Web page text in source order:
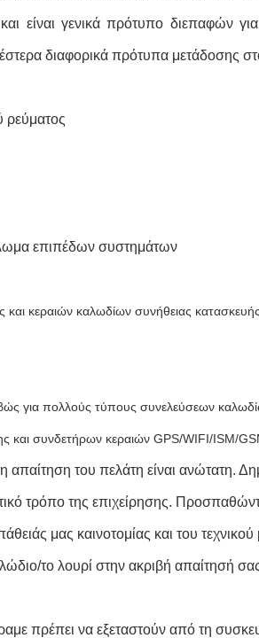
είναι γενικά πρότυπο διεπαφών
διαφορικά πρότυπα μετάδοσης
ρεύματος
επιπέδων συστημάτων
κεραιών καλωδίων συνήθειας
για πολλούς τύπους συνελεύσεων
και συνδετήρων κεραιών GPS/WIFI/ISM/
απαίτηση του πελάτη είναι ανώτατη.
τρόπο της επιχείρησης.
μας καινοτομίας και του τεχνικού
το λουρί στην ακριβή απαίτησή
πρέπει να εξεταστούν από τη